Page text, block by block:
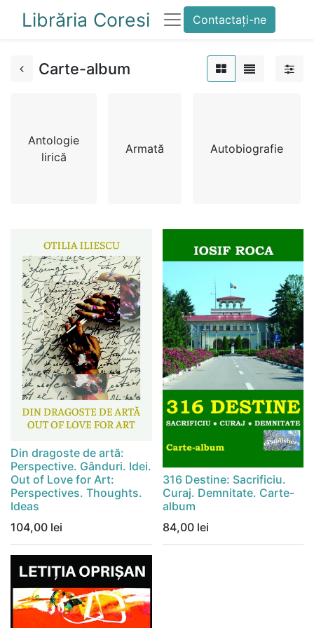
Librăria Coresi Contactați-ne
Carte-album
Antologie
lirică
Armată Autobiografie
Din dragoste de artă:
Perspective. Gânduri. Idei.
Out of Love for Art:
Perspectives. Thoughts.
Ideas
104,00 lei
316 Destine: Sacrificiu.
Curaj. Demnitate. Carte-
album
84,00lei